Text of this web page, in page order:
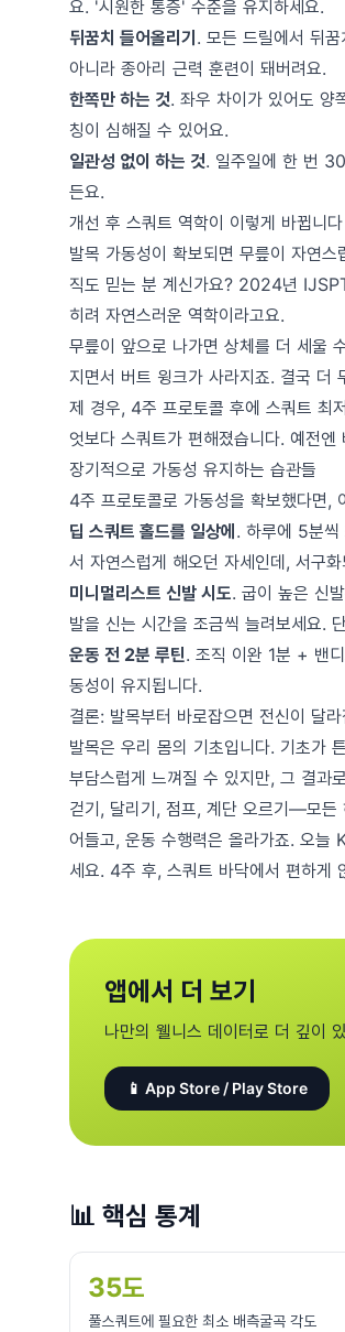
요. '시원한 통증' 수준을 유지하세요.
뒤꿈치 들어올리기 . 모든 드릴에서 뒤
아니라 종아리 근력 훈련이 돼버려요.
한쪽만 하는 것. 좌우 차이가 있어도 양
칭이 심해질 수 있어요.
일관성 없이 하는 것. 일주일에 한 번
든요.
개선 후 스쿼트 역학이 이렇게 바뀝니다
발목 가동성이 확보되면 무릎이 자연
직도 믿는 분 계신가요? 2024년
히려 자연스러운 역학이라고요.
무릎이 앞으로 나가면 상체를 더 세울
지면서 버트 윙크가 사라지죠. 결국 더
제 경우, 4주 프로토콜 후에 스쿼트 최
엇보다 스쿼트가 편해졌습니다. 예전
장기적으로 가동성 유지하는 습관들
4주 프로토콜로 가동성을 확보했다면,
딥 스쿼트 홀드를 일상에 . 하루에 5분씩
서 자연스럽게 해오던 자세인데, 서구
미니멀리스트 신발 시도. 굽이 높은 신
발을 신는 시간을 조금씩 늘려보세요.
운동 전 2분 루틴. 조직 이완 1분 + 밴
동성이 유지됩니다.
결론: 발목부터 바로잡으면 전신이 달
발목은 우리 몸의 기초입니다. 기초가
부담스럽게 느껴질 수 있지만, 그 결과
걷기, 달리기, 점프, 계단 오르기—모든
어들고, 운동 수행력은 올라가죠. 오
세요. 4주 후, 스쿼트 바닥에서 편하게
앱에서 더 보기
나만의 웰니스 데이터로 더 깊이
📱 App Store / Play Store
📊 핵심 통계
35도
풀스쿼트에 필요한 최소 배측굴곡 각도